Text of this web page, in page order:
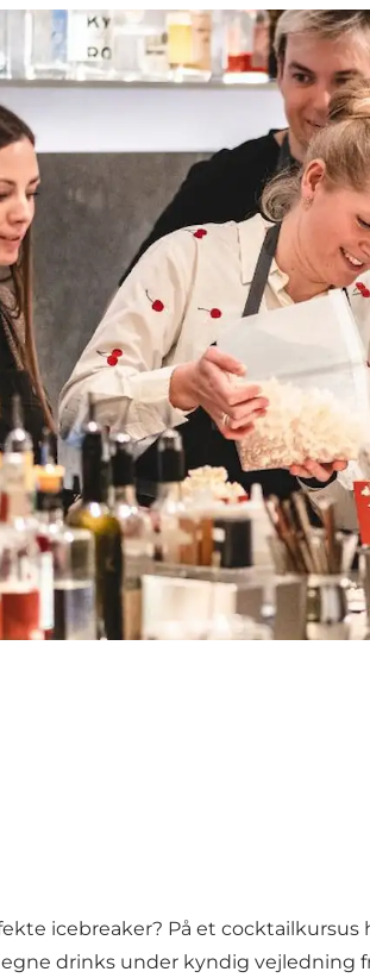
icebreaker? På et
drinks under kyndig vejledning